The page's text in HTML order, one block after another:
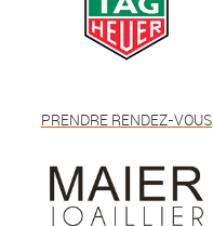
PRENDRE RENDEZ-VOUS